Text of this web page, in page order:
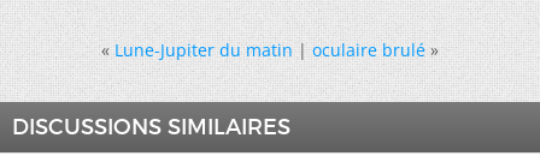
« Lune-Jupiter du matin|oculaire brulé »
DISCUSSIONS SIMILAIRES